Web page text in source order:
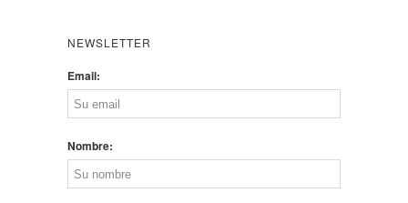
NEWSLETTER
Email:
Nombre: